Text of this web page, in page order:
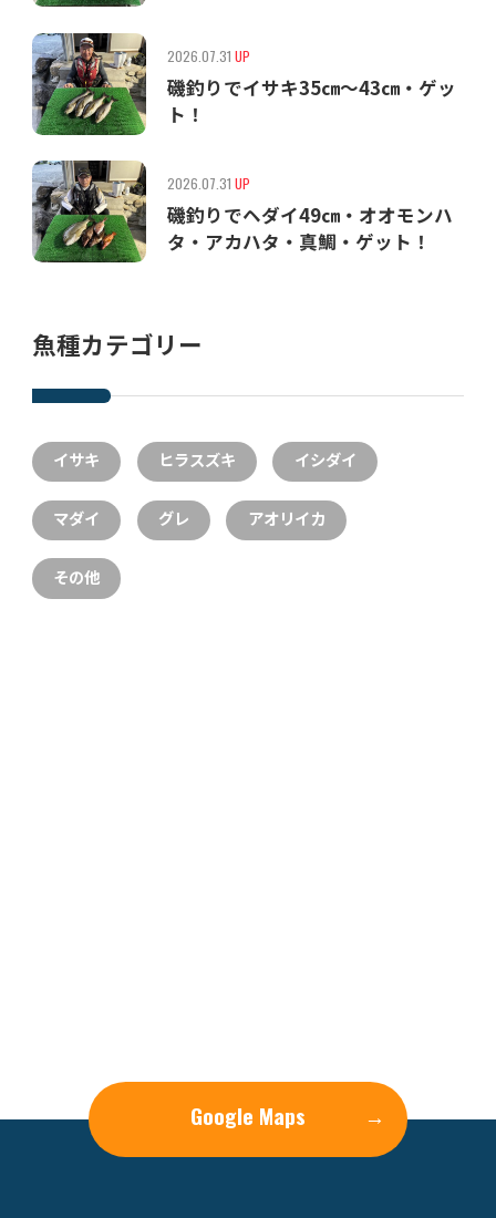
2026.07.31 UP
磯釣りでイサキ35㎝〜43㎝・ゲッ
ト！
2026.07.31 UP
磯釣りでヘダイ49㎝・オオモンハ
タ・アカハタ・真鯛・ゲット！
魚種カテゴリー
イサキ ヒラスズキ イシダイ
マダイ グレ アオリイカ
その他
Google Maps →